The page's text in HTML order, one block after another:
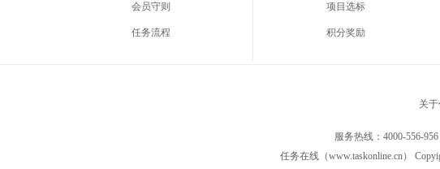
会员守则
任务流程
项目选标
积分奖励
关
服务热线：4000-556-
任务在线（www.taskonline.cn）